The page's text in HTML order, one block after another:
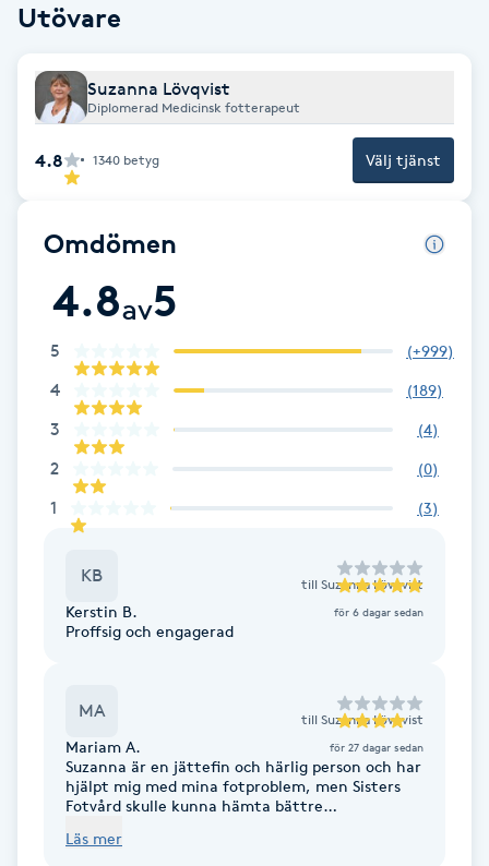
Diamantslipning
Enzympeeling
Extensions
Extensions borttagning
Eyeliner-tatuering
Face framing
Faceliftmassage
Fet hårbotten
Fettreducering
Fibromassage
Utövare
Suzanna Lövqvist
Diplomerad Medicinsk fotterapeut
4.8 1340 betyg Välj tjänst
Omdömen
4.8av5
5 (+999)
4 (189)
3 (4)
2 (0)
1 (3)
KB till Suzanna Lövqvist
Kerstin B. för 6 dagar sedan
Proffsig och engagerad
MA till Suzanna Lövqvist
Mariam A. för 27 dagar sedan
Suzanna är en jättefin och härlig person och har
hjälpt mig med mina fotproblem, men Sisters
Fotvård skulle kunna hämta bättre
obehaglig på sår. Och jag kände att
Läs mer